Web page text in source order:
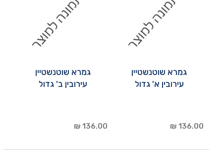
גמרא שוטנשטיין
עירובין א' גדול
136.00 ₪
גמרא שוטנשטיין
עירובין ב' גדול
136.00 ₪